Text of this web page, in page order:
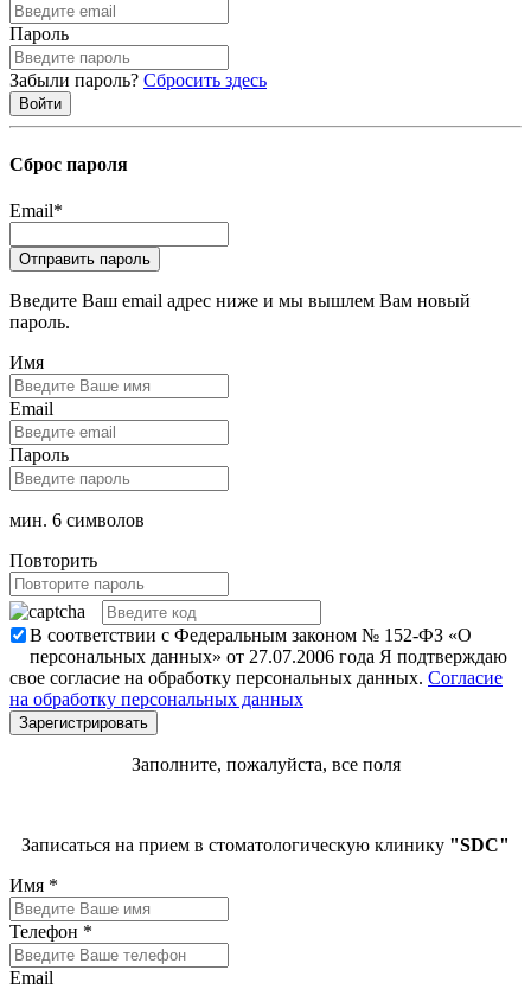
Пароль
Забыли пароль? Сбросить здесь
Сброс пароля
Email*
Введите Ваш email адрес ниже и мы вышлем Вам новый
пароль.
Имя
Email
Пароль
мин. 6 символов
Повторить
В соответствии с Федеральным законом № 152-ФЗ «О
персональных данных» от 27.07.2006 года Я подтверждаю
свое согласие на обработку персональных данных. Согласие
на обработку персональных данных
Заполните, пожалуйста, все поля
Записаться на прием в стоматологическую клинику "SDC"
Имя *
Телефон *
Email